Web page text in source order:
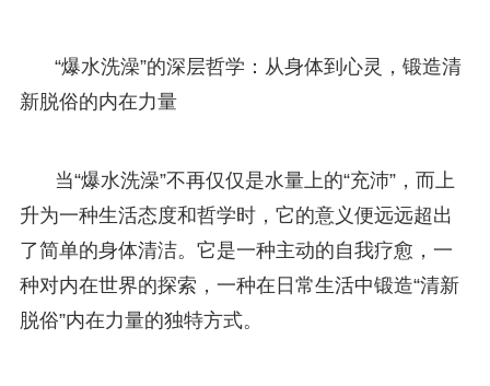
“爆水洗澡”的深层哲学：从身体到心灵，锻造清
新脱俗的内在力量
当“爆水洗澡”不再仅仅是水量上的“充沛”，而上
升为一种生活态度和哲学时，它的意义便远远超出
了简单的身体清洁。它是一种主动的自我疗愈，一
种对内在世界的探索，一种在日常生活中锻造“清新
脱俗”内在力量的独特方式。